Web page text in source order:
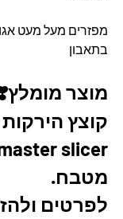
מפזרים מעל מעט
בתאבון
מוצר
קוצץ
מטבח.
לפרטים